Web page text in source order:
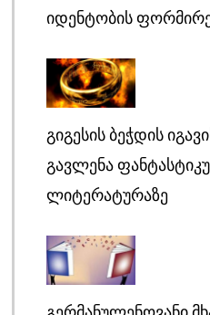
ᲘᲓᲔᲜᲢᲝᲑᲘᲡ
ᲒᲘᲒᲔᲡᲘᲡ ᲑᲔᲭᲓᲘᲡ
ᲒᲐᲕᲚᲔᲜᲐ
ᲚᲘᲢᲔᲠᲐᲢᲣᲠᲐᲖᲔ